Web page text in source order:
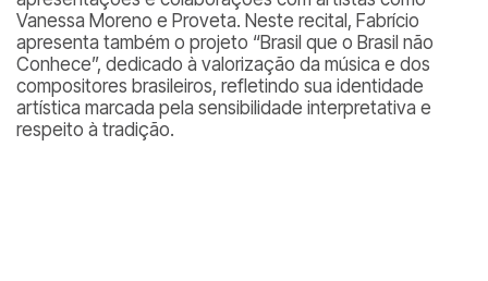
Vanessa Moreno e Proveta. Neste recital, Fabrício
apresenta também o projeto “Brasil que o Brasil não
Conhece”, dedicado à valorização da música e dos
compositores brasileiros, refletindo sua identidade
artística marcada pela sensibilidade interpretativa e
respeito à tradição.